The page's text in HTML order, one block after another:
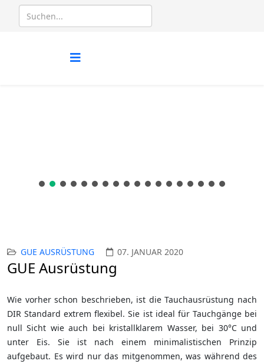
GUE AUSRÜSTUNG 07. JANUAR 2020
GUE Ausrüstung
Wie vorher schon beschrieben, ist die Tauchausrüstung nach
DIR Standard extrem flexibel. Sie ist ideal für Tauchgänge bei
null Sicht wie auch bei kristallklarem Wasser, bei 30°C und
unter Eis. Sie ist nach einem minimalistischen Prinzip
aufgebaut. Es wird nur das mitgenommen, was während des